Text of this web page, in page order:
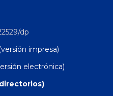
dp
impresa)
electrónica)